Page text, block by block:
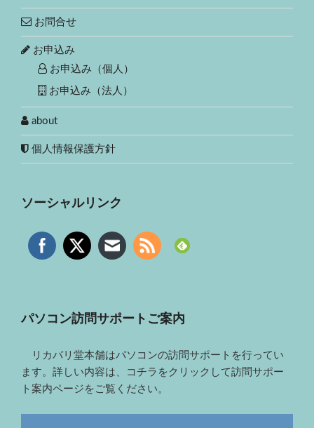
お問合せ
お申込み
お申込み（個人）
お申込み（法人）
about
個人情報保護方針
ソーシャルリンク
パソコン訪問サポートご案内
リカバリ堂本舗はパソコンの訪問サポートを行ってい
ます。詳しい内容は、コチラをクリックして訪問サポー
ト案内ページをご覧ください。